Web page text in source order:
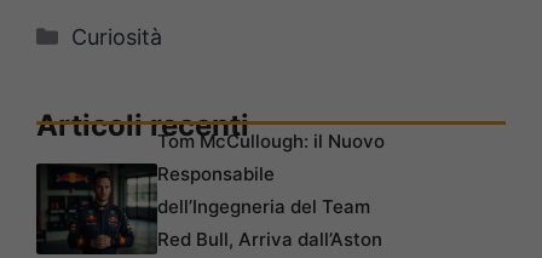
Categorie
Curiosità
Articoli recentiTom McCullough: il Nuovo
Responsabile
dell’Ingegneria del Team
Red Bull, Arriva dall’Aston